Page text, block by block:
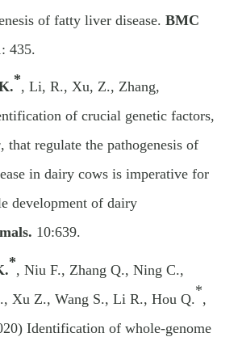
of fatty liver disease. BMC
435.
*, Li, R., Xu, Z., Zhang,
of crucial genetic factors,
that regulate the pathogenesis of
in dairy cows is imperative for
development of dairy
10:639.
*, Niu F., Zhang Q., Ning C.,
, Xu Z., Wang S., Li R., Hou Q.
*
,
Identification of whole-genome